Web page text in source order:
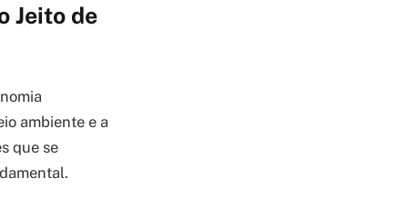
Jeito de
ambiente e a
que se